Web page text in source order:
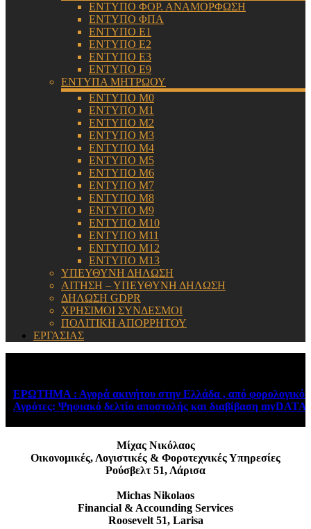
ΕΝΤΥΠΟ ΦΟΡ. ΑΝΑΜΟΡΦΩΣΗ
ΕΝΤΥΠΟ ΦΠΑ
ΕΝΤΥΠΟ Ε1
ΕΝΤΥΠΟ Ε2
ΕΝΤΥΠΟ Ε3
ΕΝΤΥΠΟ Ε9
ΕΝΤΥΠΑ ΜΗΤΡΩΟΥ
ΕΝΤΥΠΟ Μ0
ΕΝΤΥΠΟ Μ1
ΕΝΤΥΠΟ Μ2
ΕΝΤΥΠΟ Μ3
ΕΝΤΥΠΟ Μ4
ΕΝΤΥΠΟ Μ5
ΕΝΤΥΠΟ Μ6
ΕΝΤΥΠΟ Μ7
ΕΝΤΥΠΟ Μ8
ΕΝΤΥΠΟ Μ9
ΕΝΤΥΠΟ Μ10
ΕΝΤΥΠΟ Μ11
ΕΝΤΥΠΟ Μ12
ΕΝΤΥΠΟ Μ13
ΥΠΕΥΘΥΝΗ ΔΗΛΩΣΗ
ΑΙΤΗΣΗ – ΥΠΕΥΘΥΝΗ ΔΗΛΩΣΗ
ΔΗΛΩΣΗ GDPR
ΧΡΗΣΙΜΟΙ ΣΥΝΔΕΣΜΟΙ
ΠΟΛΙΤΙΚΗ ΑΠΟΡΡΗΤΟΥ
ΕΡΓΑΣΙΑΣ
ΕΡΩΤΗΜΑ : Αγορά ακινήτου στην Ελλάδα , από φορολογικό
Αγρότες: Ψηφιακό δελτίο αποστολής και διαβίβαση myDATA –
Μίχας Νικόλαος
Οικονομικές, Λογιστικές & Φοροτεχνικές Υπηρεσίες
Ρούσβελτ 51, Λάρισα
Michas Nikolaos
Financial & Accounding Services
Roosevelt 51, Larisa